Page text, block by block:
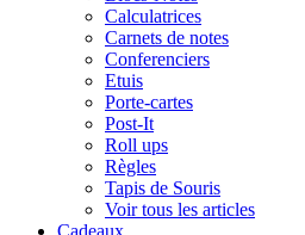
Calculatrices
Carnets de notes
Conferenciers
Etuis
Porte-cartes
Post-It
Roll ups
Règles
Tapis de Souris
Voir tous les articles
Cadeaux